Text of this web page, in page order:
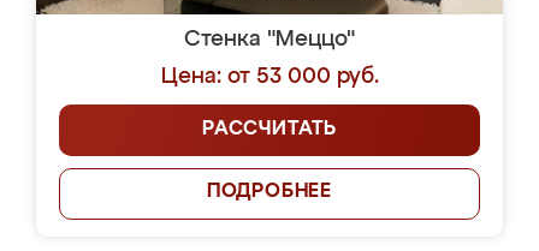
Стенка "Меццо"
Цена: от 53 000 руб.
РАССЧИТАТЬ
ПОДРОБНЕЕ